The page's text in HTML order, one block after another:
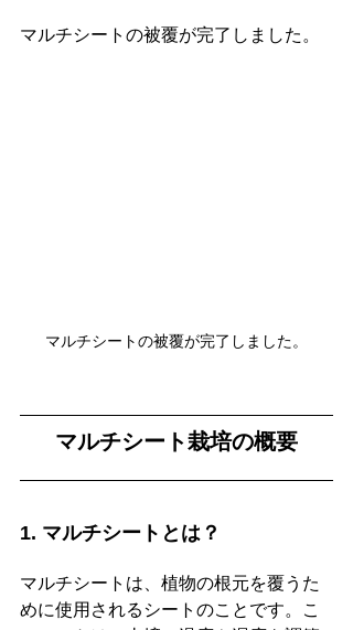
マルチシートの被覆が完了しました。
マルチシートの被覆が完了しました。
マルチシート栽培の概要
1. マルチシートとは？
マルチシートは、植物の根元を覆うた
めに使用されるシートのことです。こ